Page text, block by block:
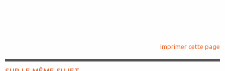
Imprimer cette page